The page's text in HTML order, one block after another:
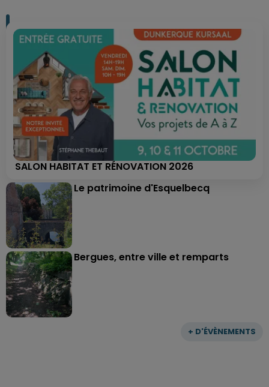
+ D'ÉVÈNEMENTS
SALON HABITAT ET RÉNOVATION 2026
Le patrimoine d'Esquelbecq
Bergues, entre ville et remparts